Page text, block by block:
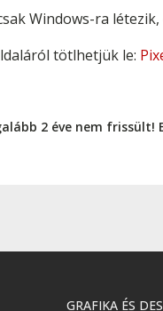
Windows-ra
tötlhetjük le:
2 éve nem
GRAFIKA ÉS